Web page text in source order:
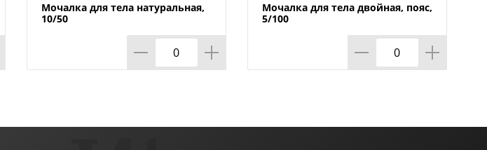
Мочалка для тела натуральная,
10/50
Мочалка для тела двойная, пояс,
5/100